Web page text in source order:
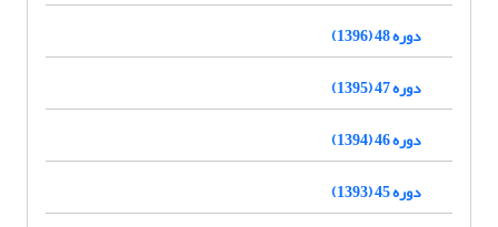
دوره 48 (1396)
دوره 47 (1395)
دوره 46 (1394)
دوره 45 (1393)